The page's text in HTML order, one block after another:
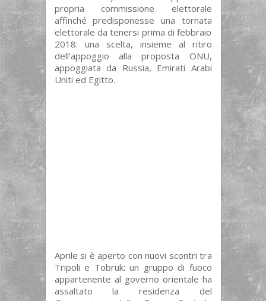
propria commissione elettorale
affinché predisponesse una tornata
elettorale da tenersi prima di febbraio
2018: una scelta, insieme al ritiro
dell’appoggio alla proposta ONU,
appoggiata da Russia, Emirati Arabi
Uniti ed Egitto.
Aprile si è aperto con nuovi scontri tra
Tripoli e Tobruk: un gruppo di fuoco
appartenente al governo orientale ha
assaltato la residenza del